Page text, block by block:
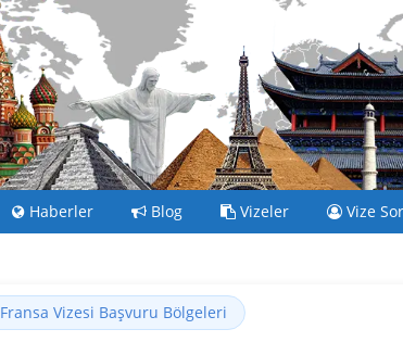
Haberler Blog Vizeler Vize
Fransa Vizesi Başvuru Bölgeleri